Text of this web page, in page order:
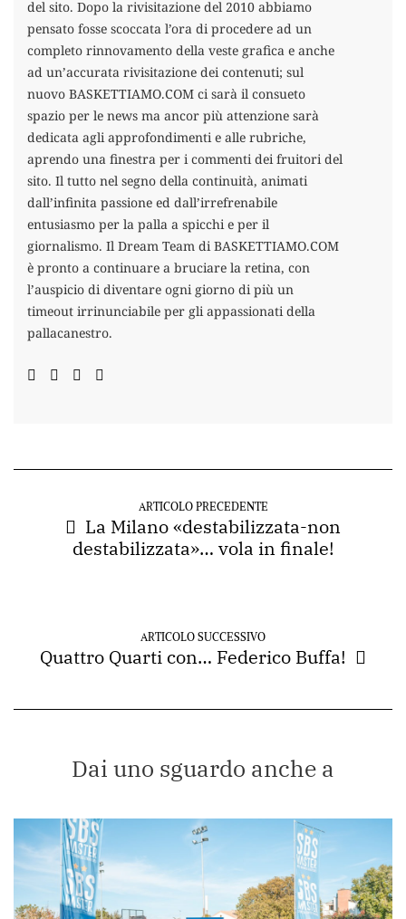
del sito. Dopo la rivisitazione del 2010 abbiamo
pensato fosse scoccata l’ora di procedere ad un
completo rinnovamento della veste grafica e anche
ad un’accurata rivisitazione dei contenuti; sul
nuovo BASKETTIAMO.COM ci sarà il consueto
spazio per le news ma ancor più attenzione sarà
dedicata agli approfondimenti e alle rubriche,
aprendo una finestra per i commenti dei fruitori del
sito. Il tutto nel segno della continuità, animati
dall’infinita passione ed dall’irrefrenabile
entusiasmo per la palla a spicchi e per il
giornalismo. Il Dream Team di BASKETTIAMO.COM
è pronto a continuare a bruciare la retina, con
l’auspicio di diventare ogni giorno di più un
timeout irrinunciabile per gli appassionati della
pallacanestro.
ARTICOLO PRECEDENTE
La Milano «destabilizzata-non
destabilizzata»… vola in finale!
ARTICOLO SUCCESSIVO
Quattro Quarti con… Federico Buffa!
Dai uno sguardo anche a